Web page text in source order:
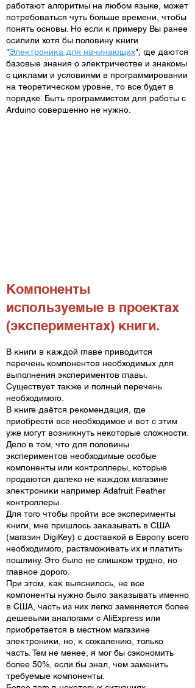
работают алгоритмы на любом языке, может
потребоваться чуть больше времени, чтобы
понять основы. Но если к примеру Вы ранее
осилили хотя бы половину книги
"Электроника для начинающих", где даются
базовые знания о электричестве и знакомы
с циклами и условиями в программировании
на теоретическом уровне, то все будет в
порядке. Быть программистом для работы с
Arduino совершенно не нужно.
Компоненты
используемые в проектах
(экспериментах) книги.
В книги в каждой главе приводится
перечень компонентов необходимых для
выполнения экспериментов главы.
Существует также и полный перечень
необходимого.
В книге даётся рекомендация, где
приобрести все необходимое и вот с этим
уже могут возникнуть некоторые сложности.
Дело в том, что для половины
экспериментов необходимые особые
компоненты или контроллеры, которые
продаются далеко не каждом магазине
электроники например Adafruit Feather
контроллеры.
Для того чтобы пройти все эксперименты
книги, мне пришлось заказывать в США
(магазин DigiKey) с доставкой в Европу всего
необходимого, растаможивать их и платить
пошлину. Это было не слишком трудно, но
главное дорого.
При этом, как выяснилось, не все
компоненты нужно было заказывать именно
в США, часть из них легко заменяется более
дешевыми аналогами с AliExpress или
приобретается в местном магазине
электроники, но, к сожалению, только
часть. Тем не менее, я мог бы сэкономить
более 50%, если бы знал, чем заменить
требуемые компоненты.